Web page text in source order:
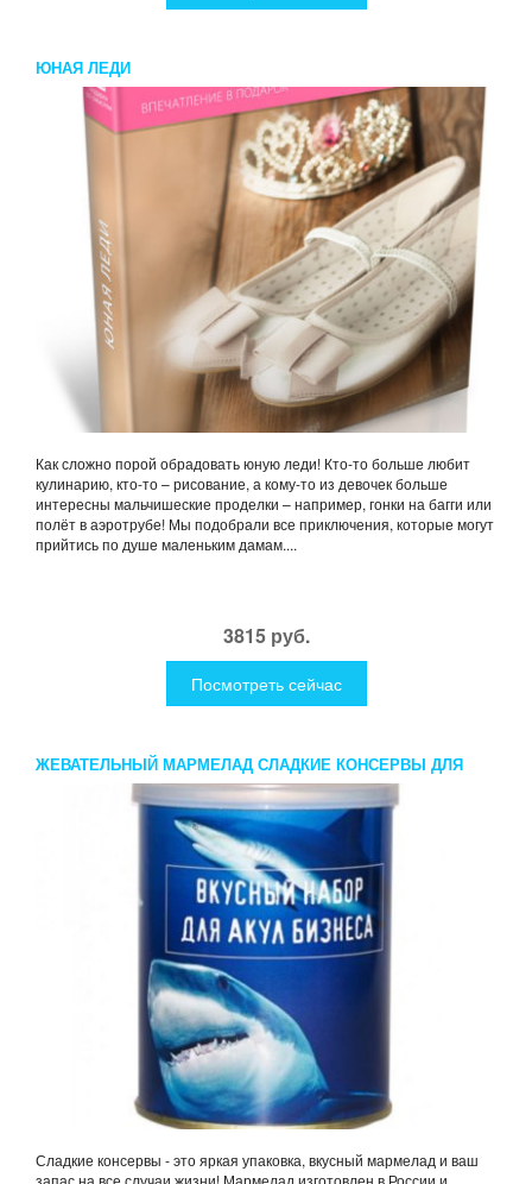
ЮНАЯ ЛЕДИ
Как сложно порой обрадовать юную леди! Кто-то больше любит
кулинарию, кто-то – рисование, а кому-то из девочек больше
интересны мальчишеские проделки – например, гонки на багги или
полёт в аэротрубе! Мы подобрали все приключения, которые могут
прийтись по душе маленьким дамам....
3815 руб.
Посмотреть сейчас
ЖЕВАТЕЛЬНЫЙ МАРМЕЛАД СЛАДКИЕ КОНСЕРВЫ ДЛЯ
АКУЛ БОЛЬШОГО БИЗНЕСА
Сладкие консервы - это яркая упаковка, вкусный мармелад и ваш
запас на все случаи жизни! Мармелад изготовлен в России и